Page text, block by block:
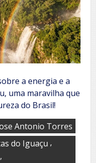
a energia e a
uma maravilha que
do Brasil!
Antonio Torres
do Iguaçu ,
,